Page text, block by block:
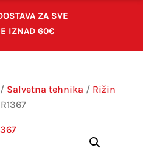
ZA SVE
IZNAD 60€
/ Salvetna tehnika / Rižin